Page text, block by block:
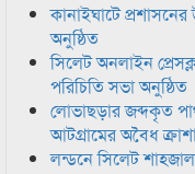
কানাইঘাটে
অনুষ্ঠিত
সিলেট অনলাইন
পরিচিতি সভা অনুষ্ঠিত
লোভাছড়ার জব্দকৃত
আটগ্রামের অবৈধ
লন্ডনে সিলেট